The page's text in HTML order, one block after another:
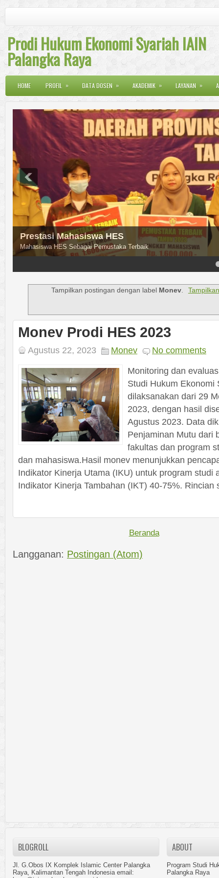
Prodi Hukum Ekonomi Syariah IAIN
Palangka Raya
HOME PROFIL » DATA DOSEN » AKADEMIK » LAYANAN »
Terbaik
Tampilkan postingan dengan label Monev.
Monev Prodi HES 2023
Agustus 22, 2023 Monev
No comments
Monitoring dan
Studi Hukum Ekonomi
dilaksanakan dari 29
2023, dengan hasil
Agustus 2023. Data
Penjaminan Mutu dari
fakultas dan program
dan mahasiswa.Hasil monev menunjukkan
Indikator Kinerja Utama (IKU) untuk program studi
Indikator Kinerja Tambahan (IKT) 40-75%. Rincian
Beranda
Langganan: Postingan (Atom)
BLOGROLL
Jl. G.Obos IX Komplek Islamic Center Palangka
Raya, Kalimantan Tengah Indonesia email:
ABOUT
Program Studi
Palangka Raya